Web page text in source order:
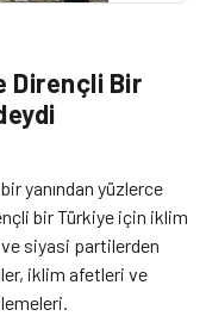
Dirençli Bir
yanından yüzlerce
bir Türkiye için iklim
siyasi partilerden
iklim afetleri ve